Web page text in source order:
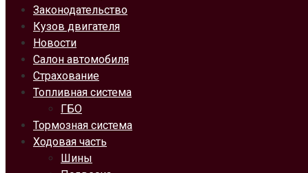
Законодательство
Кузов двигателя
Новости
Салон автомобиля
Страхование
Топливная система
ГБО
Тормозная система
Ходовая часть
Шины